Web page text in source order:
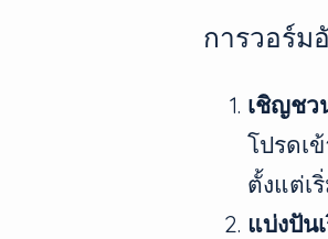
การวอร์ม
เชิญชว
โปรดเ
ตั้งแต่เ
แบ่งปัน